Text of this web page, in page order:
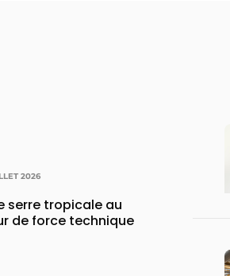
2026
serre tropicale au
de force technique